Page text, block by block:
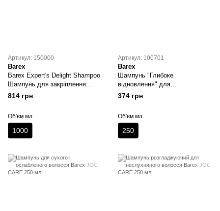
Артикул: 150000
Barex
Barex Expert's Delight Shampoo
Шампунь для закріплення
кольору 1000 мл
814 грн
Об'єм мл
1000
Артикул: 100701
Barex
Шампунь "Глибоке
відновлення" для
пошкодженого волосся Barex
JOC CARE 250 мл
374 грн
Об'єм мл
250